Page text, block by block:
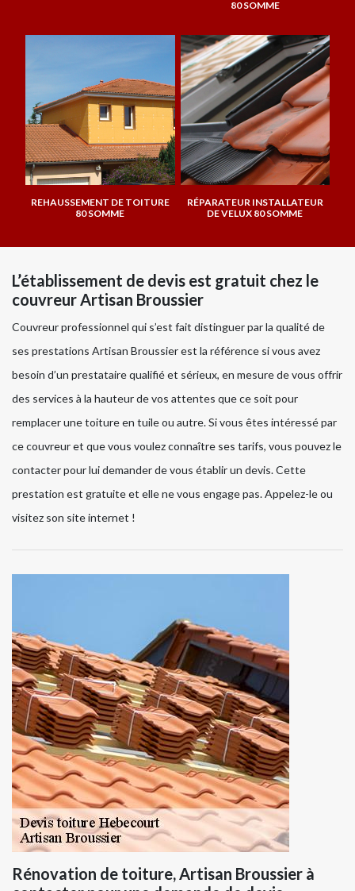
80 SOMME
REHAUSSEMENT DE TOITURE
80 SOMME
RÉPARATEUR INSTALLATEUR
DE VELUX 80 SOMME
L’établissement de devis est gratuit chez le
couvreur Artisan Broussier
Couvreur professionnel qui s’est fait distinguer par la qualité de
ses prestations Artisan Broussier est la référence si vous avez
besoin d’un prestataire qualifié et sérieux, en mesure de vous offrir
des services à la hauteur de vos attentes que ce soit pour
remplacer une toiture en tuile ou autre. Si vous êtes intéressé par
ce couvreur et que vous voulez connaître ses tarifs, vous pouvez le
contacter pour lui demander de vous établir un devis. Cette
prestation est gratuite et elle ne vous engage pas. Appelez-le ou
visitez son site internet !
Rénovation de toiture, Artisan Broussier à